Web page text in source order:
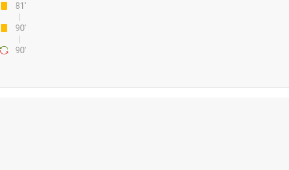
81'
90'
90'